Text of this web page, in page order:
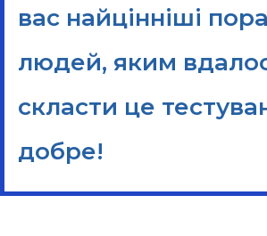
вас найцінніші
людей, яким
скласти це
добре!